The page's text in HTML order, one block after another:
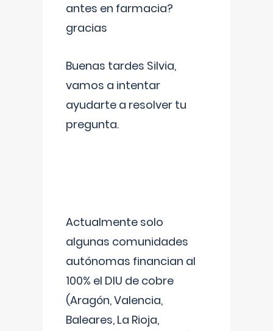
antes en farmacia?
gracias
Buenas tardes Silvia,
vamos a intentar
ayudarte a resolver tu
pregunta.
Actualmente solo
algunas comunidades
autónomas financian al
100% el DIU de cobre
(Aragón, Valencia,
Baleares, La Rioja,